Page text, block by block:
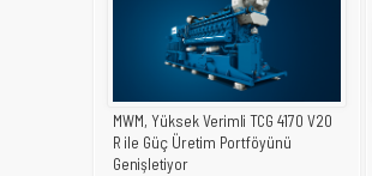
MWM, Yüksek Verimli TCG 4170 V20
R ile Güç Üretim Portföyünü
Genişletiyor